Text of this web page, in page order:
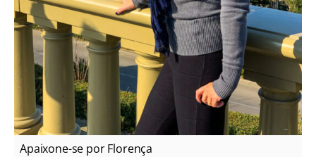
Apaixone-se por Florença